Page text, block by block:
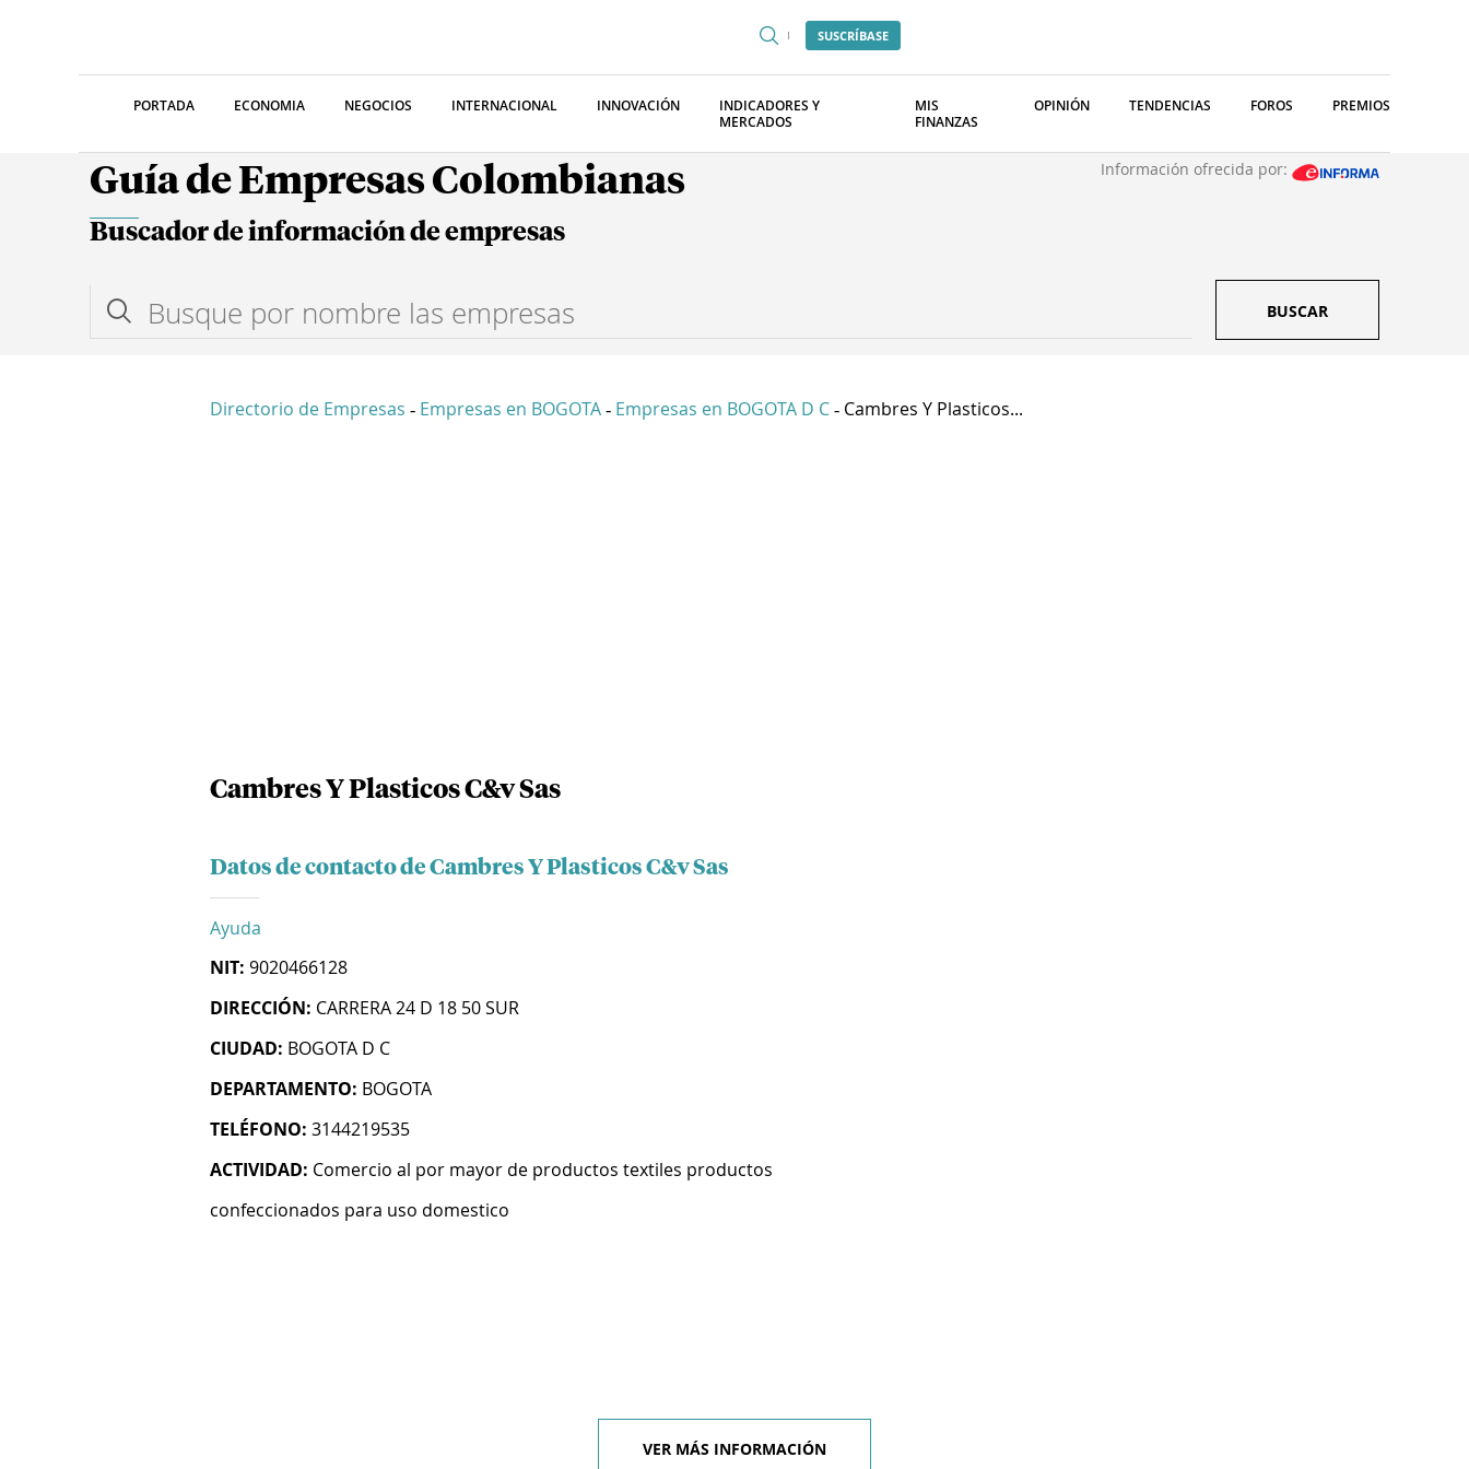
SUSCRÍBASE
PORTADA ECONOMIA NEGOCIOS INTERNACIONAL INNOVACIÓN
INDICADORES Y
MERCADOS
MIS
FINANZAS
OPINIÓN TENDENCIAS FOROS PREMIOS
Guía de Empresas Colombianas Información ofrecida por:
Buscador de información de empresas
BUSCAR
Directorio de Empresas - Empresas en BOGOTA - Empresas en BOGOTA D C - Cambres Y Plasticos...
Cambres Y Plasticos C&v Sas
Datos de contacto de Cambres Y Plasticos C&v Sas
Ayuda
NIT: 9020466128
DIRECCIÓN: CARRERA 24 D 18 50 SUR
CIUDAD: BOGOTA D C
DEPARTAMENTO: BOGOTA
TELÉFONO: 3144219535
ACTIVIDAD: Comercio al por mayor de productos textiles productos
confeccionados para uso domestico
VER MÁS INFORMACIÓN